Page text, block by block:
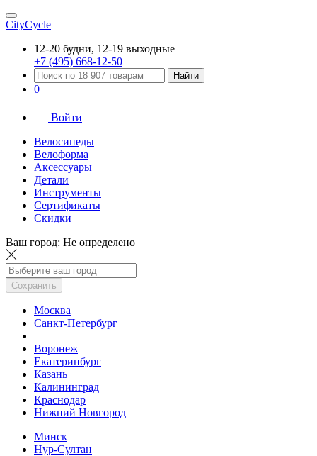
CityCycle
12-20 будни, 12-19 выходные
+7 (495) 668-12-50
Найти
0
Войти
Велосипеды
Велоформа
Аксессуары
Детали
Инструменты
Сертификаты
Скидки
Ваш город: Не определено
Сохранить
Москва
Санкт-Петербург
Воронеж
Екатеринбург
Казань
Калининград
Краснодар
Нижний Новгород
Минск
Нур-Султан